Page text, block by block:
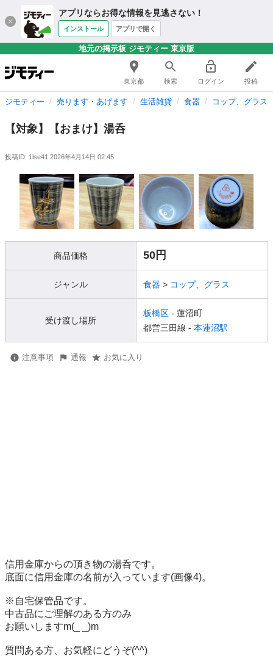
アプリならお得な情報を見逃さない！
インストール アプリで開く
地元の掲示板 ジモティー 東京版
東京都 検索 ログイン 投稿
ジモティー 売ります・あげます 生活雑貨 食器 コップ、グラス
【対象】【おまけ】湯呑
投稿ID: 1lse41 2026年4月14日 02:45
商品価格 50円
ジャンル 食器 > コップ、グラス
受け渡し場所
板橋区 - 蓮沼町
都営三田線 - 本蓮沼駅
注意事項 通報 お気に入り
信用金庫からの頂き物の湯呑です。
底面に信用金庫の名前が入っています(画像4)。
※自宅保管品です。
中古品にご理解のある方のみ
お願いしますm(_ _)m
質問ある方、お気軽にどうぞ(^^)